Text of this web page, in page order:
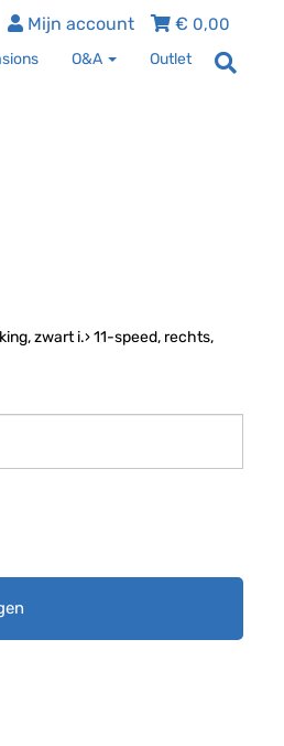
€ 0,00
Mijn account
O&A Outlet
zwart i.› 11-speed, rechts,